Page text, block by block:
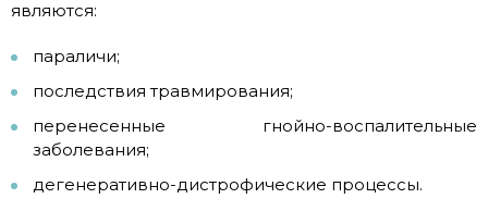
являются:
параличи;
последствия травмирования;
перенесенные гнойно-воспалительные
заболевания;
дегенеративно-дистрофические процессы.